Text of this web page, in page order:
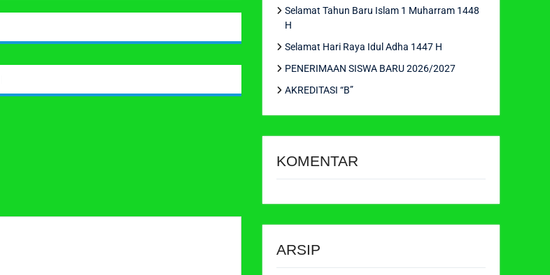
Selamat Tahun Baru Islam 1 Muharram 1448
H
Selamat Hari Raya Idul Adha 1447 H
PENERIMAAN SISWA BARU 2026/2027
AKREDITASI “B”
KOMENTAR
ARSIP